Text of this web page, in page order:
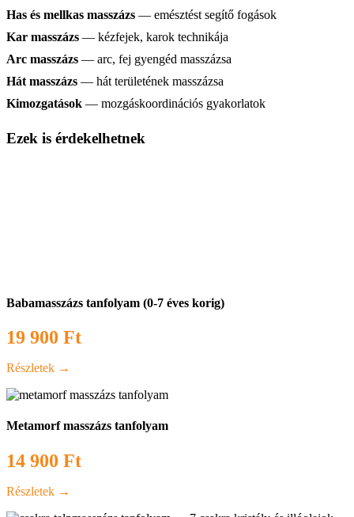
Has és mellkas masszázs — emésztést segítő fogások
Kar masszázs — kézfejek, karok technikája
Arc masszázs — arc, fej gyengéd masszázsa
Hát masszázs — hát területének masszázsa
Kimozgatások — mozgáskoordinációs gyakorlatok
Ezek is érdekelhetnek
Babamasszázs tanfolyam (0-7 éves korig)
19 900 Ft
Részletek →
Metamorf masszázs tanfolyam
14 900 Ft
Részletek →